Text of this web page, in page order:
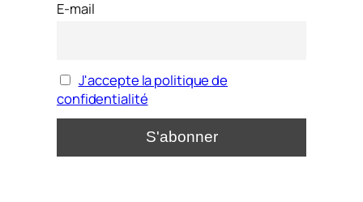
E-mail
J'accepte la politique de
confidentialité